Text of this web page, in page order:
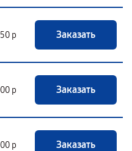
р Заказать
р Заказать
р Заказать